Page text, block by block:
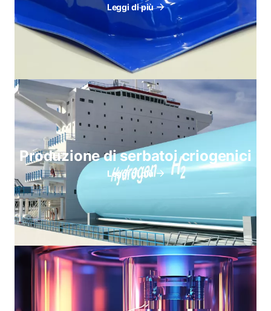
Leggi di più
Produzione di serbatoi criogenici
Leggi di più